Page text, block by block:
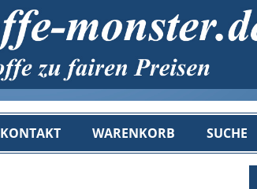
KONTAKT WARENKORB SUCHE